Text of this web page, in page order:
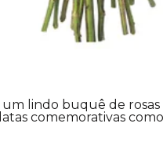
lindo buquê de rosas
comemorativas